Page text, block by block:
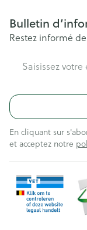
Bulletin
Restez informé
En cliquant sur
et acceptez notre